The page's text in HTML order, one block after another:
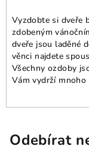
Vyzdobte si dveře
zdobeným
dveře jsou laděné
věnci najdete
Všechny ozdoby
Vám vydrží mnoho
Odebírat